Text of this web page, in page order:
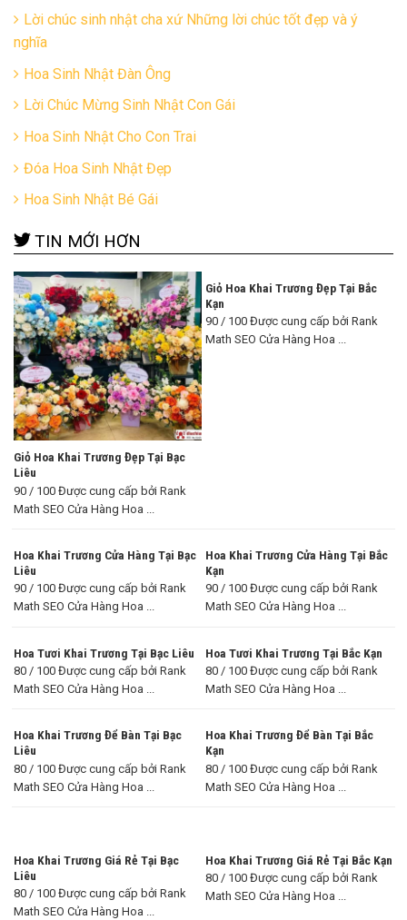
Lời chúc sinh nhật cha xứ Những lời chúc tốt đẹp và ý
nghĩa
Hoa Sinh Nhật Đàn Ông
Lời Chúc Mừng Sinh Nhật Con Gái
Hoa Sinh Nhật Cho Con Trai
Đóa Hoa Sinh Nhật Đẹp
Hoa Sinh Nhật Bé Gái
TIN MỚI HƠN
Giỏ Hoa Khai Trương Đẹp Tại Bạc
Liêu
90 / 100 Được cung cấp bởi Rank
Math SEO Cửa Hàng Hoa ...
Giỏ Hoa Khai Trương Đẹp Tại Bắc
Kạn
90 / 100 Được cung cấp bởi Rank
Math SEO Cửa Hàng Hoa ...
Hoa Khai Trương Cửa Hàng Tại Bạc
Liêu
90 / 100 Được cung cấp bởi Rank
Math SEO Cửa Hàng Hoa ...
Hoa Khai Trương Cửa Hàng Tại Bắc
Kạn
90 / 100 Được cung cấp bởi Rank
Math SEO Cửa Hàng Hoa ...
Hoa Tươi Khai Trương Tại Bạc Liêu
80 / 100 Được cung cấp bởi Rank
Math SEO Cửa Hàng Hoa ...
Hoa Tươi Khai Trương Tại Bắc Kạn
80 / 100 Được cung cấp bởi Rank
Math SEO Cửa Hàng Hoa ...
Hoa Khai Trương Để Bàn Tại Bạc
Liêu
80 / 100 Được cung cấp bởi Rank
Math SEO Cửa Hàng Hoa ...
Hoa Khai Trương Để Bàn Tại Bắc
Kạn
80 / 100 Được cung cấp bởi Rank
Math SEO Cửa Hàng Hoa ...
Hoa Khai Trương Giá Rẻ Tại Bạc
Liêu
80 / 100 Được cung cấp bởi Rank
Math SEO Cửa Hàng Hoa ...
Hoa Khai Trương Giá Rẻ Tại Bắc Kạn
80 / 100 Được cung cấp bởi Rank
Math SEO Cửa Hàng Hoa ...